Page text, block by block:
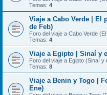
Temas: 4
Viaje a Cabo Verde | El
de Feb)
Foro del viaje a Cabo Verde
Temas: 4
Viaje a Egipto | Sinaí y
Foro del viaje a Egipto (Sinaí
Temas: 8
Viaje a Benin y Togo |
Ene)